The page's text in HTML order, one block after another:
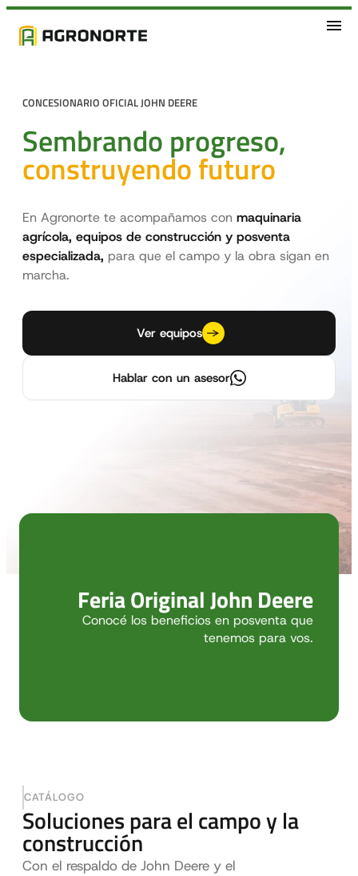
CONCESIONARIO OFICIAL JOHN DEERE
Sembrando progreso,
construyendo futuro
En Agronorte te acompañamos con maquinaria
agrícola, equipos de construcción y posventa
especializada, para que el campo y la obra sigan en
marcha.
Ver equipos
Hablar con un asesor
Feria Original John Deere
Conocé los beneficios en posventa que
tenemos para vos.
CATÁLOGO
Soluciones para el campo y la
construcción
Con el respaldo de John Deere y el